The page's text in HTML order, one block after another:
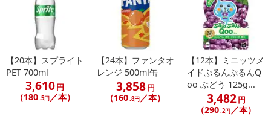
【20本】スプライト
PET 700ml
3,610円
（180.5円／本）
【24本】ファンタオ
レンジ 500ml缶
3,858円
（160.8円 ／本）
【12本】ミニッツメ
イドぷるんぷるんQ
oo ぶどう 125g...
3,482円
（290.2円 ／本）